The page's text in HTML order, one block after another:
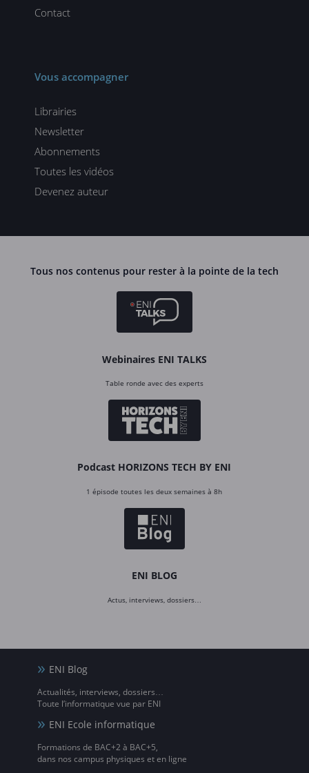
Contact
Vous accompagner
Librairies
Newsletter
Abonnements
Toutes les vidéos
Devenez auteur
Tous nos contenus pour rester à la pointe de la tech
Webinaires ENI TALKS
Table ronde avec des experts
Podcast HORIZONS TECH BY ENI
1 épisode toutes les deux semaines à 8h
ENI BLOG
Actus, interviews, dossiers…
ENI Blog
Actualités, interviews, dossiers…
Toute l’informatique vue par ENI
ENI Ecole informatique
Formations de BAC+2 à BAC+5,
dans nos campus physiques et en ligne